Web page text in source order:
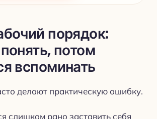
порядок:
потом
вспоминать
делают практическую ошибку.
слишком рано заставить себя